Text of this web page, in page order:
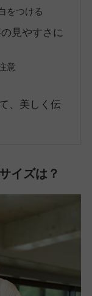
をつける
見やすさに
意
、美しく伝
イズは？